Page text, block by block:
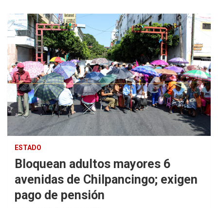
ESTADO
Bloquean adultos mayores 6
avenidas de Chilpancingo; exigen
pago de pensión